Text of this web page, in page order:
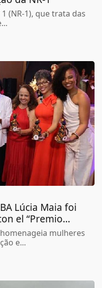
(NR-1), que trata das
Lúcia Maia foi
el “Premio...
mulheres
e...